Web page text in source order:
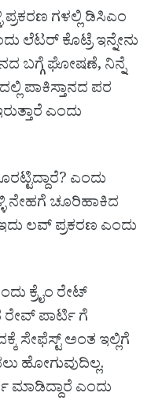
ಪ್ರಕರಣ ಗಳಲ್ಲಿ ಡಿಸಿಎಂ
ಲೆಟರ್ ಕೊಟ್ರೆ ಇನ್ನೇನು
ಬಗ್ಗೆ ಘೋಷಣೆ, ನಿನ್ನೆ
ಪಾಕಿಸ್ತಾನದ ಪರ
ಎಂದು
ಎಂದು
ನೇಹಗೆ ಚೂರಿಹಾಕಿದ
ಲವ್ ಪ್ರಕರಣ ಎಂದು
ಕ್ರೈಂ ರೇಟ್
ರೇವ್ ಪಾರ್ಟಿ ಗೆ
ಸೇಫೆಸ್ಟ್ ಅಂತ ಇಲ್ಲಿಗೆ
ಹೋಗುವುದಿಲ್ಲ.
ಎಂದು